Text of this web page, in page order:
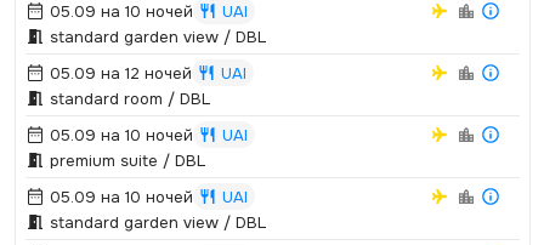
05.09 на 10 ночей
UAI
standard garden view / DBL
05.09 на 12 ночей
UAI
standard room / DBL
05.09 на 10 ночей
UAI
premium suite / DBL
05.09 на 10 ночей
UAI
standard garden view / DBL